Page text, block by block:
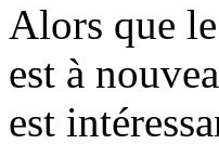
Alors que
est à
est